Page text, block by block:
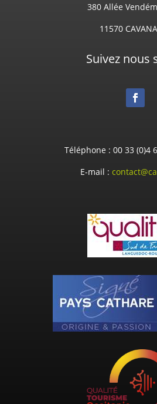
380 Allée
11570
Suivez nous
Téléphone :00 33 (0)4
E-mail :